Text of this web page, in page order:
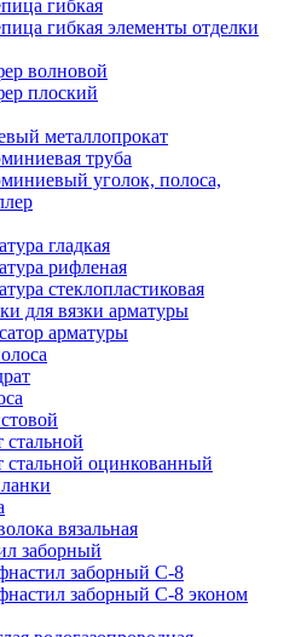
гибкая
гибкая элементы отделки
волновой
плоский
металлопрокат
труба
уголок, полоса,
гладкая
рифленая
стеклопластиковая
для вязки арматуры
арматуры
стальной
стальной оцинкованный
вязальная
заборный
заборный С-8
заборный С-8 эконом